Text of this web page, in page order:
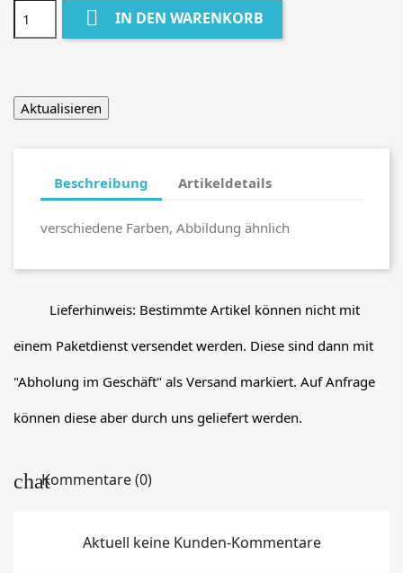
 IN DEN WARENKORB
Beschreibung Artikeldetails
verschiedene Farben, Abbildung ähnlich
Lieferhinweis: Bestimmte Artikel können nicht mit
einem Paketdienst versendet werden. Diese sind dann mit
"Abholung im Geschäft" als Versand markiert. Auf Anfrage
können diese aber durch uns geliefert werden.
Kommentare (0)
Aktuell keine Kunden-Kommentare